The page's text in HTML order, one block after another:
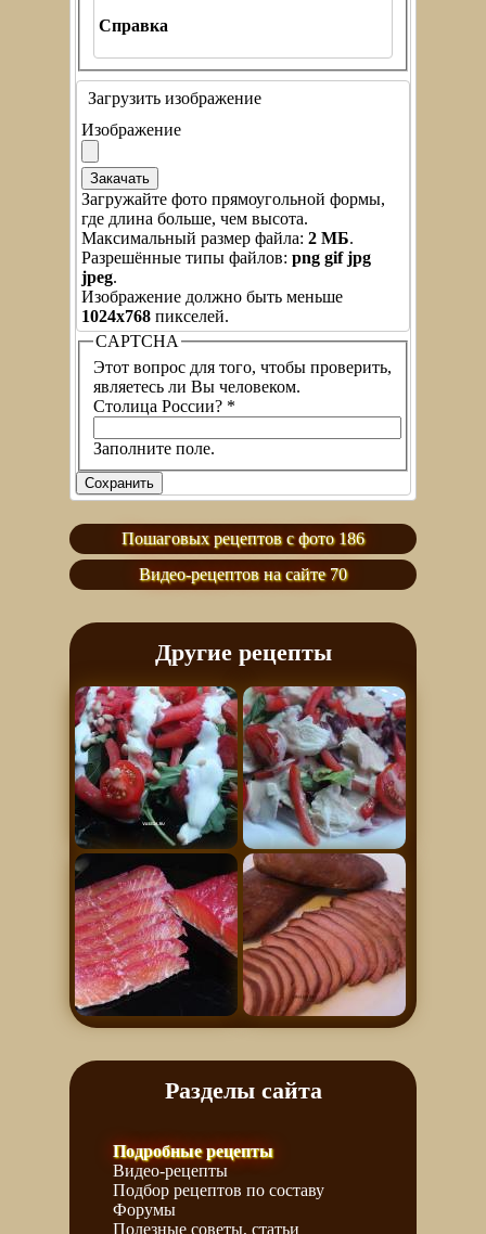
Справка
Загрузить изображение
Изображение
Загружайте фото прямоугольной формы,
где длина больше, чем высота.
Максимальный размер файла: 2 МБ.
Разрешённые типы файлов: png gif jpg
jpeg.
Изображение должно быть меньше
1024x768 пикселей.
CAPTCHA
Этот вопрос для того, чтобы проверить,
являетесь ли Вы человеком.
Столица России? *
Заполните поле.
Пошаговых рецептов с фото 186
Видео-рецептов на сайте 70
Другие рецепты
Разделы сайта
Подробные рецепты
Видео-рецепты
Подбор рецептов по составу
Форумы
Полезные советы, статьи